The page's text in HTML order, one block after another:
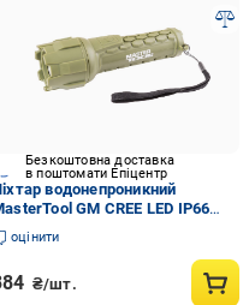
Безкоштовна доставка
в поштомати Епіцентр
водонепроникний
GM CREE LED IP66
0802)
оцінити
₴/шт.